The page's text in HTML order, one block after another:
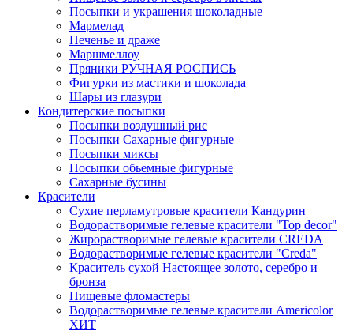
Посыпки и украшения шоколадные
Мармелад
Печенье и драже
Маршмеллоу
Пряники РУЧНАЯ РОСПИСЬ
Фигурки из мастики и шоколада
Шары из глазури
Кондитерские посыпки
Посыпки воздушный рис
Посыпки Сахарные фигурные
Посыпки миксы
Посыпки обьемные фигурные
Сахарные бусины
Красители
Сухие перламутровые красители Кандурин
Водорастворимые гелевые красители "Top decor"
Жирорастворимые гелевые красители CREDA
Водорастворимые гелевые красители "Creda"
Краситель сухой Настоящее золото, серебро и
бронза
Пищевые фломастеры
Водорастворимые гелевые красители Americolor
ХИТ